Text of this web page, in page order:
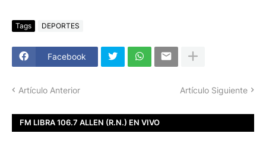
Tags DEPORTES
Facebook
Artículo Anterior Artículo Siguiente
FM LIBRA 106.7 ALLEN (R.N.) EN VIVO